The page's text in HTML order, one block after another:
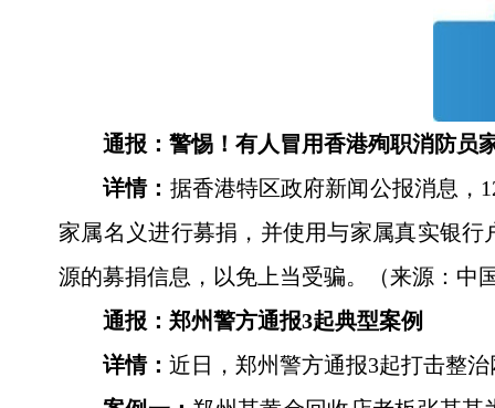
通报：警惕！有人冒用香港殉职消防员
详情： 据香港特区政府新闻公报消息，
家属名义进行募捐，并使用与家属真实银
源的募捐信息，以免上当受骗。（来源：中
通报：郑州警方通报3起典型案例
详情：近日，郑州警方通报3起打击整